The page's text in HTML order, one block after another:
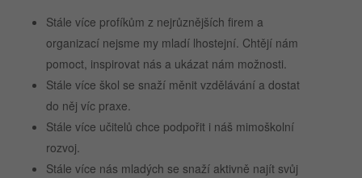
Stále více profíkům z nejrůznějších firem a
organizací nejsme my mladí lhostejní. Chtějí nám
pomoct, inspirovat nás a ukázat nám možnosti.
Stále více škol se snaží měnit vzdělávání a dostat
do něj víc praxe.
Stále více učitelů chce podpořit i náš mimoškolní
rozvoj.
Stále více nás mladých se snaží aktivně najít svůj